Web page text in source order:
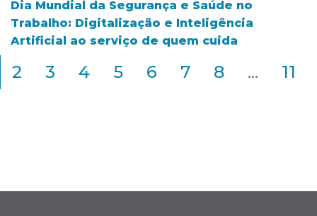
Dia Mundial da Segurança e Saúde no
Trabalho: Digitalização e Inteligência
Artificial ao serviço de quem cuida
2 3 4 5 6 7 8 ... 11